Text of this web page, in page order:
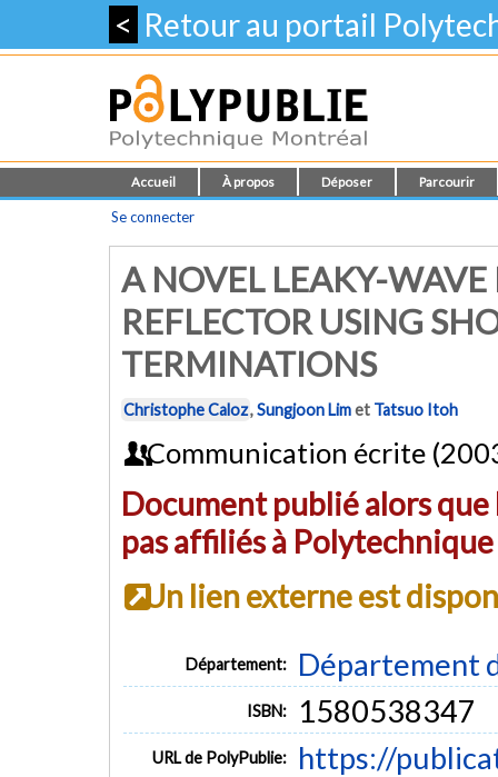
< Retour au portail
Accueil À propos Déposer Parcourir
Se connecter
A NOVEL LEAKY-
REFLECTOR USING
TERMINATIONS
Christophe Caloz,Sungjoon Limet Tatsuo Itoh
Communication écrite
Document publié alors
pas affiliés à
Un lien externe est
Département: Département
ISBN: 1580538347
URL de PolyPublie: https://